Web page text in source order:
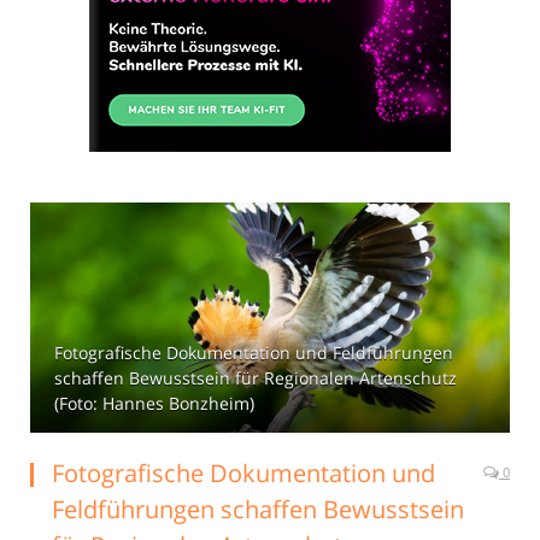
Fotografische Dokumentation und Feldführungen
schaffen Bewusstsein für Regionalen Artenschutz
(Foto: Hannes Bonzheim)
Fotografische Dokumentation und
Feldführungen schaffen Bewusstsein
0